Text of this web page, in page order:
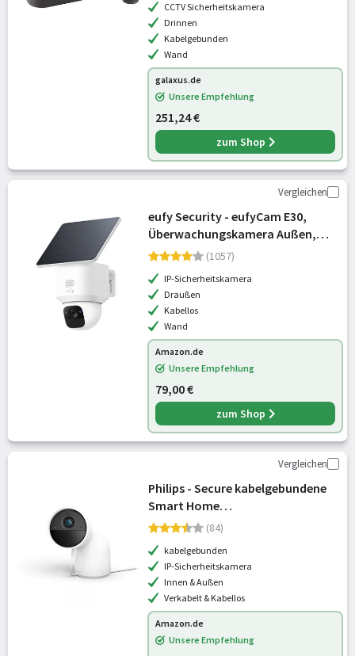
CCTV Sicherheitskamera
Drinnen
Kabelgebunden
Wand
galaxus.de
Unsere Empfehlung
251,24 €
zum Shop
Vergleichen
eufy Security - eufyCam E30,
Überwachungskamera Außen,
ohne Abo, 2K-Qualität, 360°
(1057)
IP-Sicherheitskamera
Draußen
Kabellos
Wand
Amazon.de
Unsere Empfehlung
79,00 €
zum Shop
Vergleichen
Philips - Secure kabelgebundene
Smart Home
Überwachungskamera mit
drinnen oder draußen, Smart
Home Security und Lichtsteuerung
per
(84)
kabelgebunden
IP-Sicherheitskamera
Innen & Außen
Verkabelt & Kabellos
Amazon.de
Unsere Empfehlung